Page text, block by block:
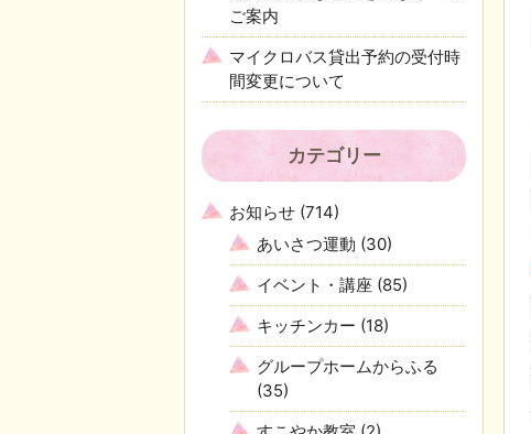
ご案内
マイクロバス貸出予約の受付時
間変更について
カテゴリー
お知らせ (714)
あいさつ運動 (30)
イベント・講座 (85)
キッチンカー (18)
グループホームからふる
(35)